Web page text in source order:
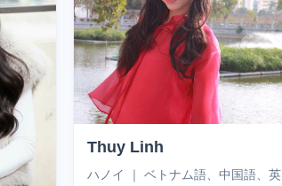
Thuy Linh
ハノイ ｜ ベトナム語、中国語、英